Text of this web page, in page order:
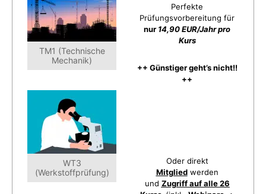
TM1 (Technische
Mechanik)
WT3
(Werkstoffprüfung)
Perfekte
Prüfungsvorbereitung für
nur 14,90 EUR/Jahr pro
Kurs
++ Günstiger geht’s nicht!!
++
Oder direkt
Mitgliedwerden
und Zugriff auf alle 26